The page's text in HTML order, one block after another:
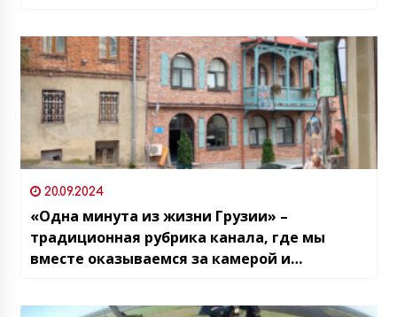
20.09.2024
«Одна минута из жизни Грузии» –
традиционная рубрика канала, где мы
вместе оказываемся за камерой и
страны